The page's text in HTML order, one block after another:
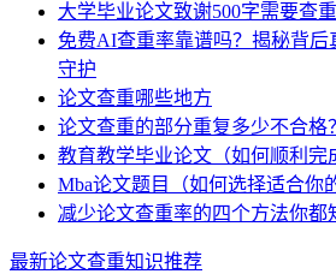
大学毕业论文致谢500字需要查
免费AI查重率靠谱吗？揭秘背后
守护
论文查重哪些地方
论文查重的部分重复多少不合格？
教育教学毕业论文（如何顺利完
Mba论文题目（如何选择适合你
减少论文查重率的四个方法你都
最新论文查重知识推荐